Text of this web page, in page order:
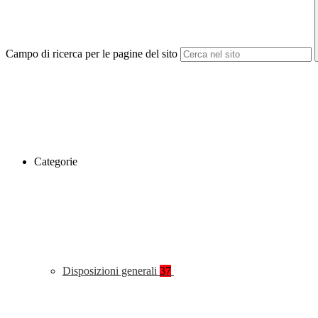
Campo di ricerca per le pagine del sito
Categorie
Disposizioni generali 37